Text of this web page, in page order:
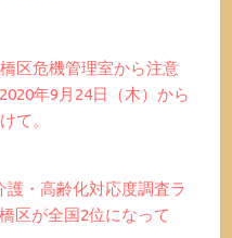
橋区危機管理室から注意
年9月24日（木）から
て。
護・高齢化対応度調査ラ
区が全国2位になって